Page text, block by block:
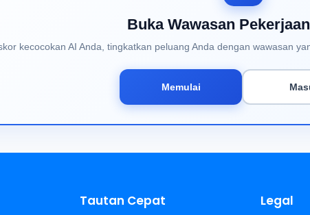
Buka Wawasan
kecocokan AI Anda, tingkatkan peluang Anda dengan wawasan
Memulai
Tautan Cepat Legal